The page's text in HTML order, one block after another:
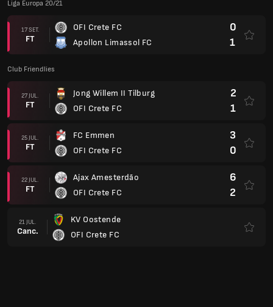
Liga Europa 20/21
17 SET.
FT
OFI Crete FC
Apollon Limassol FC
0
1
Club Friendlies
27 JUL.
FT
Jong Willem II Tilburg
OFI Crete FC
2
1
25 JUL.
FT
FC Emmen
OFI Crete FC
3
0
22 JUL.
FT
Ajax Amesterdão
OFI Crete FC
6
2
21 JUL.
Canc.
KV Oostende
OFI Crete FC